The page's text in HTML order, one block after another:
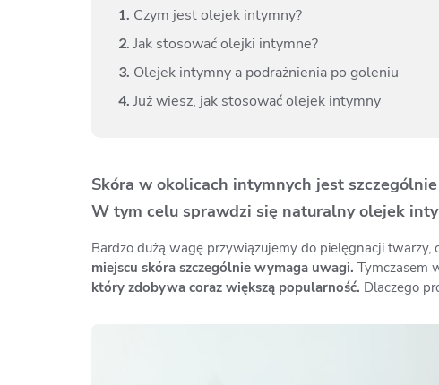
1. Czym jest olejek intymny?
2. Jak stosować olejki intymne?
3. Olejek intymny a podrażnienia po goleniu
4. Już wiesz, jak stosować olejek intymny
Skóra w okolicach intymnych jest
W tym celu sprawdzi się naturalny olejek
Bardzo dużą wagę przywiązujemy do pielęgnacji twarzy,
miejscu skóra szczególnie wymaga uwagi. Tymczasem
który zdobywa coraz większą popularność. Dlaczego